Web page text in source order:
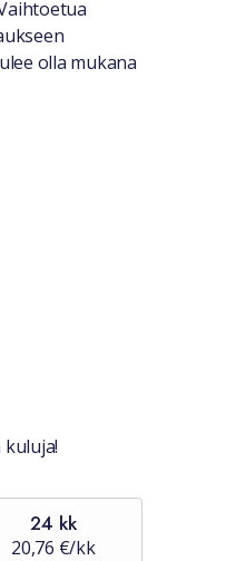
olla mukana
24 kk
20,76 €/kk